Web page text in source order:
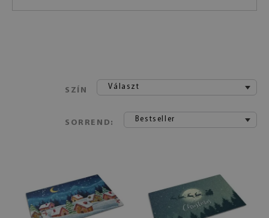
SZÍN Választ
SORREND: Bestseller